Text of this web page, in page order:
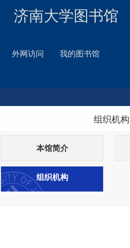
济南大学图书馆
外网访问 我的图书馆
组织机构
本馆简介
组织机构